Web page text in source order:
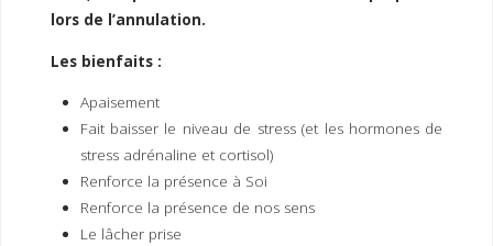
lors de l’annulation.
Les bienfaits :
Apaisement
Fait baisser le niveau de stress (et les hormones de
stress adrénaline et cortisol)
Renforce la présence à Soi
Renforce la présence de nos sens
Le lâcher prise